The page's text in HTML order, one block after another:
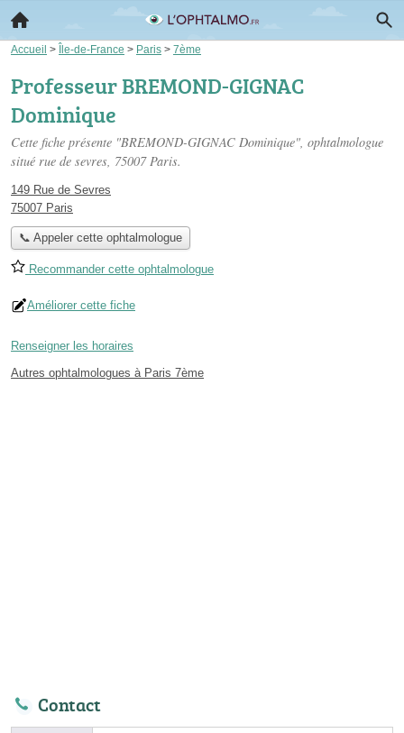
Accueil > Île-de-France > Paris > 7ème
Professeur BREMOND-GIGNAC
Dominique
Cette fiche présente "BREMOND-GIGNAC Dominique", ophtalmologue
situé rue de sevres, 75007 Paris.
149 Rue de Sevres
75007 Paris
📞 Appeler cette ophtalmologue
Recommander cette ophtalmologue
Améliorer cette fiche
Renseigner les horaires
Autres ophtalmologues à Paris 7ème
Contact